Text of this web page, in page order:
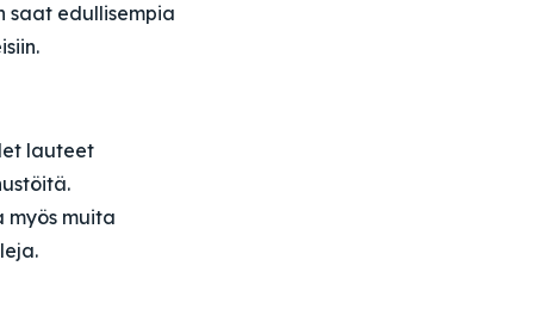
saat edullisempia
lauteet
myös muita